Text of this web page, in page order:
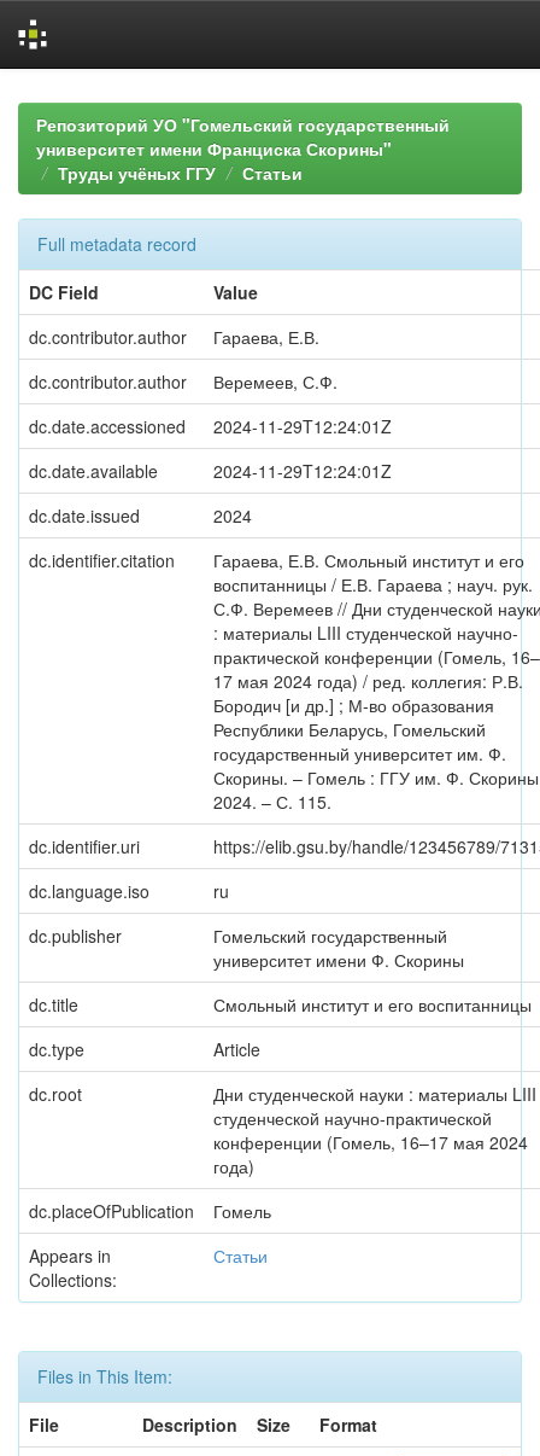
navigationРепозиторий УО "Гомельский государственный
университет имени Франциска Скорины"
Труды учёных ГГУ
Статьи
Full metadata record
DC Field
Value
dc.contributor.author
Гараева, Е.В.
dc.contributor.author
Веремеев, С.Ф.
dc.date.accessioned
2024-11-29T12:24:01Z
dc.date.available
2024-11-29T12:24:01Z
dc.date.issued
2024
dc.identifier.citation
Гараева, Е.В. Смольный институт и его
воспитанницы / Е.В. Гараева ; науч. рук.
С.Ф. Веремеев // Дни студенческой
: материалы LIII студенческой научно-
практической конференции (Гомель, 16–
17 мая 2024 года) / ред. коллегия: Р.В.
Бородич [и др.] ; М-во образования
Республики Беларусь, Гомельский
государственный университет им. Ф.
Скорины. – Гомель : ГГУ им. Ф.
2024. – С. 115.
dc.identifier.uri
https://elib.gsu.by/handle/123456789/
dc.language.iso
ru
dc.publisher
Гомельский государственный
университет имени Ф. Скорины
dc.title
Смольный институт и его воспитанницы
dc.type
Article
dc.root
Дни студенческой науки : материалы LIII
студенческой научно-практической
конференции (Гомель, 16–17 мая 2024
года)
dc.placeOfPublication
Гомель
Appears in
Collections:
Статьи
Files in This Item:
File
Description Size
Format